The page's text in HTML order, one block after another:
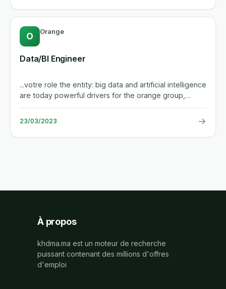
O Orange
Data/BI Engineer
...votre role the entity: big data and artificial intelligence
are today powerful drivers for the orange group,
enabling...
23/03/2023 →
À propos
khdma.ma est un moteur de recherche
puissant contenant des millions d'offres
d'emploi